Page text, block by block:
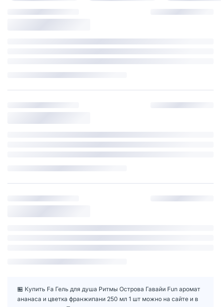
🏪 Купить Fa Гель для душа Ритмы Острова Гавайи Fun аромат
ананаса и цветка франжипани 250 мл 1 шт можно на сайте и в